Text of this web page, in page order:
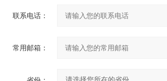
联系电话：
常用邮箱：